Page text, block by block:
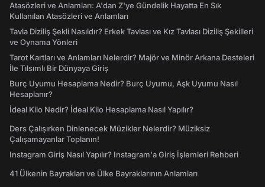
Atasözleri ve Anlamları: A'dan Z'ye Gündelik Hayatta En Sık
Kullanılan Atasözleri ve Anlamları
Tavla Diziliş Şekli Nasıldır? Erkek Tavlası ve Kız Tavlası Diziliş Şekilleri
ve Oynama Yönleri
Tarot Kartları ve Anlamları Nelerdir? Majör ve Minör Arkana Desteleri
İle Tılsımlı Bir Dünyaya Giriş
Burç Uyumu Hesaplama Nedir? Burç Uyumu, Aşk Uyumu Nasıl
Hesaplanır?
İdeal Kilo Nedir? İdeal Kilo Hesaplama Nasıl Yapılır?
Ders Çalışırken Dinlenecek Müzikler Nelerdir? Müziksiz
Çalışamayanlar Toplanın!
Instagram Giriş Nasıl Yapılır? Instagram'a Giriş İşlemleri Rehberi
41 Ülkenin Bayrakları ve Ülke Bayraklarının Anlamları